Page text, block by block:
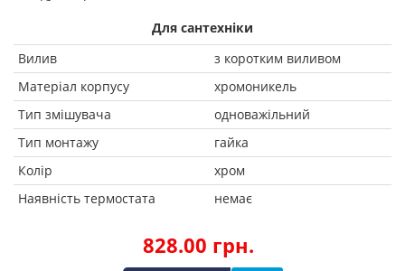
Для сантехніки
Вилив
з коротким виливом
Матеріал корпусу
хромоникель
Тип змішувача
одноважільний
Тип монтажу
гайка
Колір
хром
Наявність термостата
немає
828.00 грн.